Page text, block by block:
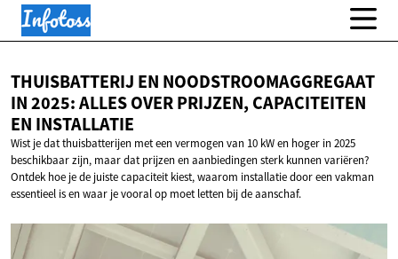
THUISBATTERIJ EN NOODSTROOMAGGREGAAT
IN 2025: ALLES OVER PRIJZEN, CAPACITEITEN
EN INSTALLATIE
Wist je dat thuisbatterijen met een vermogen van 10 kW en hoger in 2025
beschikbaar zijn, maar dat prijzen en aanbiedingen sterk kunnen variëren?
Ontdek hoe je de juiste capaciteit kiest, waarom installatie door een vakman
essentieel is en waar je vooral op moet letten bij de aanschaf.